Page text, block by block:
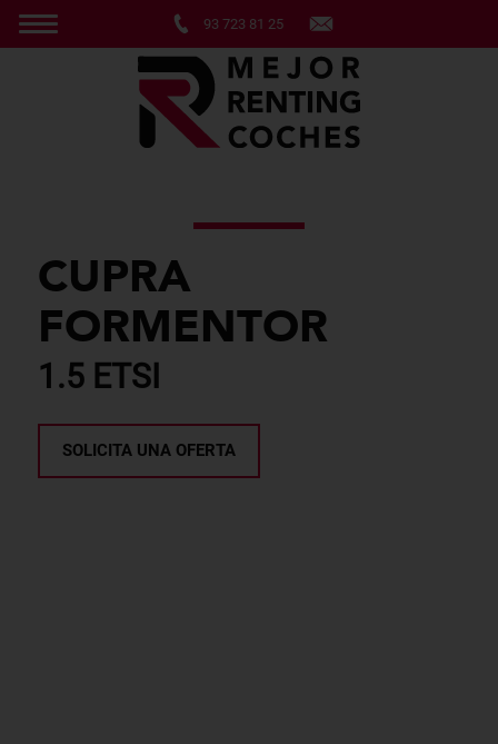
93 723 81 25
CUPRA
FORMENTOR
1.5 ETSI
SOLICITA UNA OFERTA